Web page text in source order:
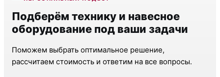
Подберём технику и навесное
оборудование под ваши задачи
Поможем выбрать оптимальное решение,
рассчитаем стоимость и ответим на все вопросы.